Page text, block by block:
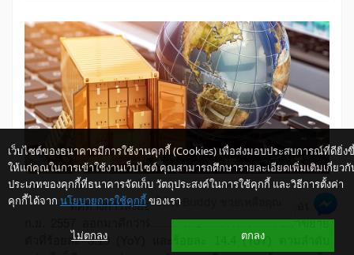
ทิศทางการส่งออกและการนำเข้าของไทยในเดือน
ออกมาดีกว่าที่คาด โดยสามารถพลิกกลับมาขยาย
ตัวที่ร้อยละ3.19 (YoY) 14.4 (YoY)
เว็บไซต์ของธนาคารมีการใช้งานคุกกี้ (Cookies) เพื่อส่งมอบประสบการณ์ที่ดียิ่ง
ให้แก่คุณในการเข้าใช้งานเว็บไซต์ คุณสามารถศึกษารายละเอียดเพิ่มเติมเกี่ยวกั
ประเภทของคุกกี้ที่ธนาคารจัดเก็บ วัตถุประสงค์ในการใช้คุกกี้ และวิธีการตั้งค่า
คุกกี้ได้จาก นโยบายการใช้คุกกี้ ของเรา
ไม่ตกลง ตกลง
ให้ K-Buddy ช่วยเหลือคุณ